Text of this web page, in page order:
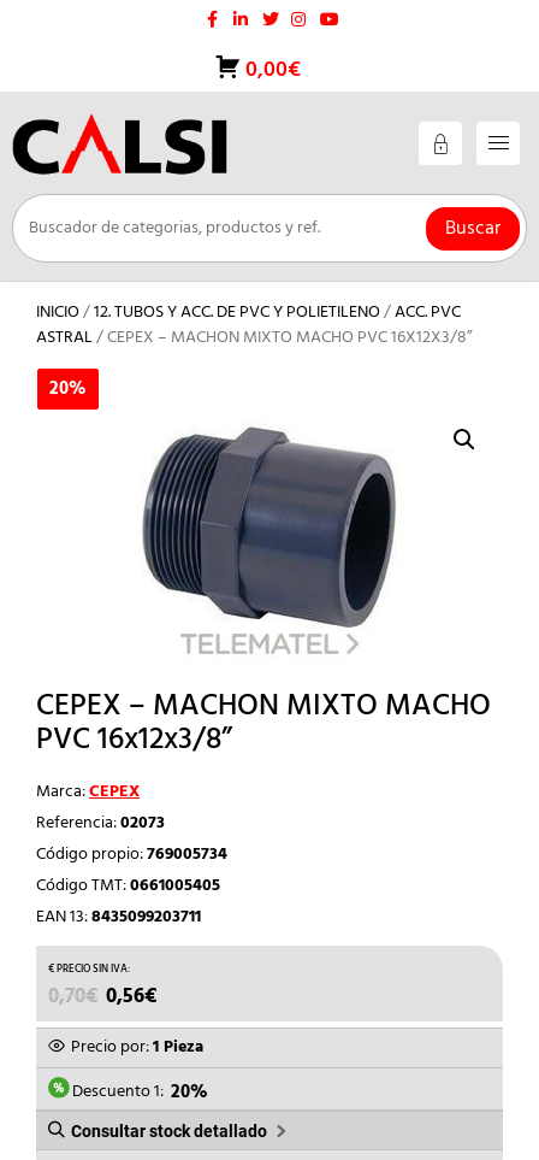
0,00€
Buscar
INICIO/12. TUBOS Y ACC. DE PVC Y POLIETILENO/ACC. PVC
ASTRAL/ CEPEX – MACHON MIXTO MACHO PVC 16X12X3/8”
20%
CEPEX – MACHON MIXTO MACHO
PVC 16x12x3/8”
Marca:CEPEX
Referencia:02073
Código propio:769005734
Código TMT:0661005405
EAN 13:8435099203711
0,70€ EL
PRECIO
ORIGINAL
ERA:
0,70€.
0,56€
PRECIO
ACTUAL
ES:
0,56€.
Precio por:1 Pieza
Descuento 1: 20%
Consultar stock detallado
20%